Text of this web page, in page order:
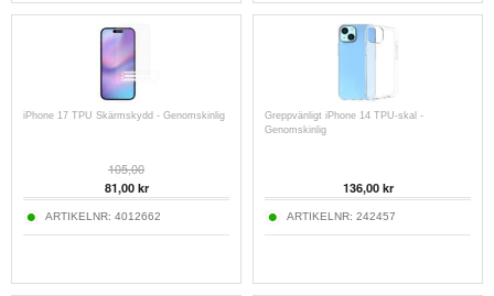
iPhone 17 TPU Skärmskydd - Genomskinlig
105,00
81,00 kr
ARTIKELNR: 4012662
Greppvänligt iPhone 14 TPU-skal -
Genomskinlig
136,00 kr
ARTIKELNR: 242457